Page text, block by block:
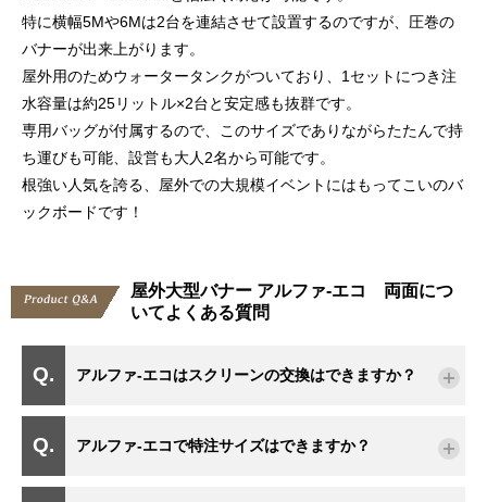
特に横幅5Mや6Mは2台を連結させて設置するのですが、圧巻の
バナーが出来上がります。
屋外用のためウォータータンクがついており、1セットにつき注
水容量は約25リットル×2台と安定感も抜群です。
専用バッグが付属するので、このサイズでありながらたたんで持
ち運びも可能、設営も大人2名から可能です。
根強い人気を誇る、屋外での大規模イベントにはもってこいのバ
ックボードです！
屋外大型バナー アルファ-エコ 両面につ
いてよくある質問
アルファ-エコはスクリーンの交換はできますか？
アルファ-エコで特注サイズはできますか？